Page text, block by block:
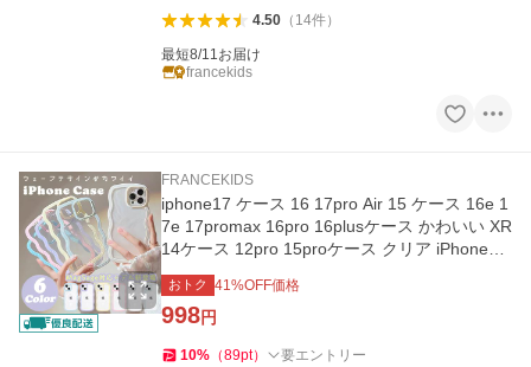
4.50（ 14件）
最短8/11お届け
francekids
FRANCEKIDS
iphone17 ケース 16 17pro Air 15 ケース 16e 1
7e 17promax 16pro 16plusケース かわいい XR
14ケース 12pro 15proケース クリア iPhone12
アイフォン13pro 人気
おトク 41%OFF価格
998円
10% （89pt） 要エントリー